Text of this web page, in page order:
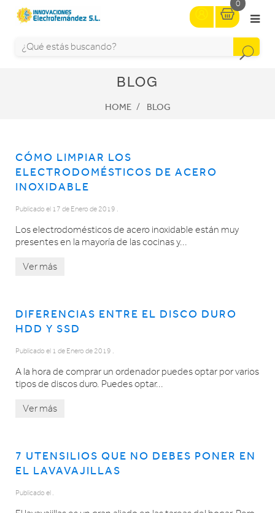
0
BLOG
HOME BLOG
CÓMO LIMPIAR LOS
ELECTRODOMÉSTICOS DE ACERO
INOXIDABLE
Publicado el 17 de Enero de 2019 .
Los electrodomésticos de acero inoxidable están muy
presentes en la mayoría de las cocinas y...
Ver más
DIFERENCIAS ENTRE EL DISCO DURO
HDD Y SSD
Publicado el 1 de Enero de 2019 .
A la hora de comprar un ordenador puedes optar por varios
tipos de discos duro. Puedes optar...
Ver más
7 UTENSILIOS QUE NO DEBES PONER EN
EL LAVAVAJILLAS
Publicado el .